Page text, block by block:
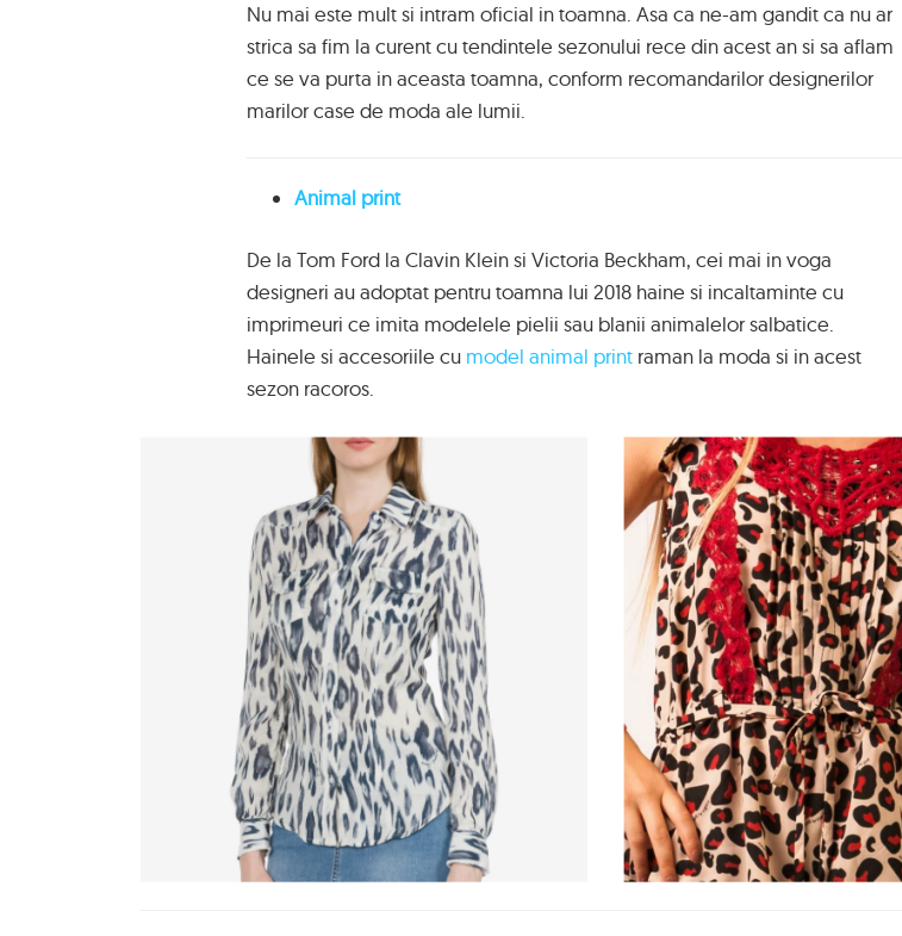
Nu mai este mult si intram oficial in toamna. Asa ca ne-am gandit ca nu ar
strica sa fim la curent cu tendintele sezonului rece din acest an si sa aflam
ce se va purta in aceasta toamna, conform recomandarilor designerilor
marilor case de moda ale lumii.
Animal print
De la Tom Ford la Clavin Klein si Victoria Beckham, cei mai in voga
designeri au adoptat pentru toamna lui 2018 haine si incaltaminte cu
imprimeuri ce imita modelele pielii sau blanii animalelor salbatice.
Hainele si accesoriile cu model animal print raman la moda si in acest
sezon racoros.